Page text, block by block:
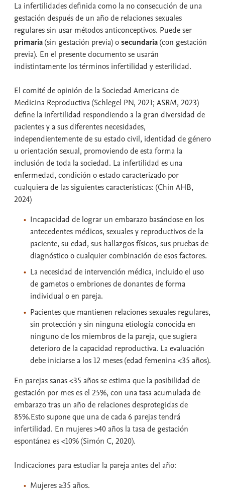
La infertilidades definida como la no consecución de una
gestación después de un año de relaciones sexuales
regulares sin usar métodos anticonceptivos. Puede ser
primaria(sin gestación previa) osecundaria(con gestación
previa). En el presente documento se usarán
indistintamente los términos infertilidad y esterilidad.
El comité de opinión de la Sociedad Americana de
Medicina Reproductiva (Schlegel PN, 2021; ASRM, 2023)
define la infertilidad respondiendo a la gran diversidad de
pacientes y a sus diferentes necesidades,
independientemente de su estado civil, identidad de género
u orientación sexual, promoviendo de esta forma la
inclusión de toda la sociedad. La infertilidad es una
enfermedad, condición o estado caracterizado por
cualquiera de las siguientes características: (Chin AHB,
2024)
Incapacidad de lograr un embarazo basándose en los
antecedentes médicos, sexuales y reproductivos de la
paciente, su edad, sus hallazgos físicos, sus pruebas de
diagnóstico o cualquier combinación de esos factores.
La necesidad de intervención médica, incluido el uso
de gametos o embriones de donantes de forma
individual o en pareja.
Pacientes que mantienen relaciones sexuales regulares,
sin protección y sin ninguna etiología conocida en
ninguno de los miembros de la pareja, que sugiera
deterioro de la capacidad reproductiva. La evaluación
debe iniciarse a los 12 meses (edad femenina <35 años).
En parejas sanas <35 años se estima que la posibilidad de
gestación por mes es el 25%, con una tasa acumulada de
embarazo tras un año de relaciones desprotegidas de
85%.Esto supone que una de cada 6 parejas tendrá
infertilidad. En mujeres >40 años la tasa de gestación
espontánea es <10% (Simón C, 2020).
Indicaciones para estudiar la pareja antes del año:
Mujeres ≥35 años.